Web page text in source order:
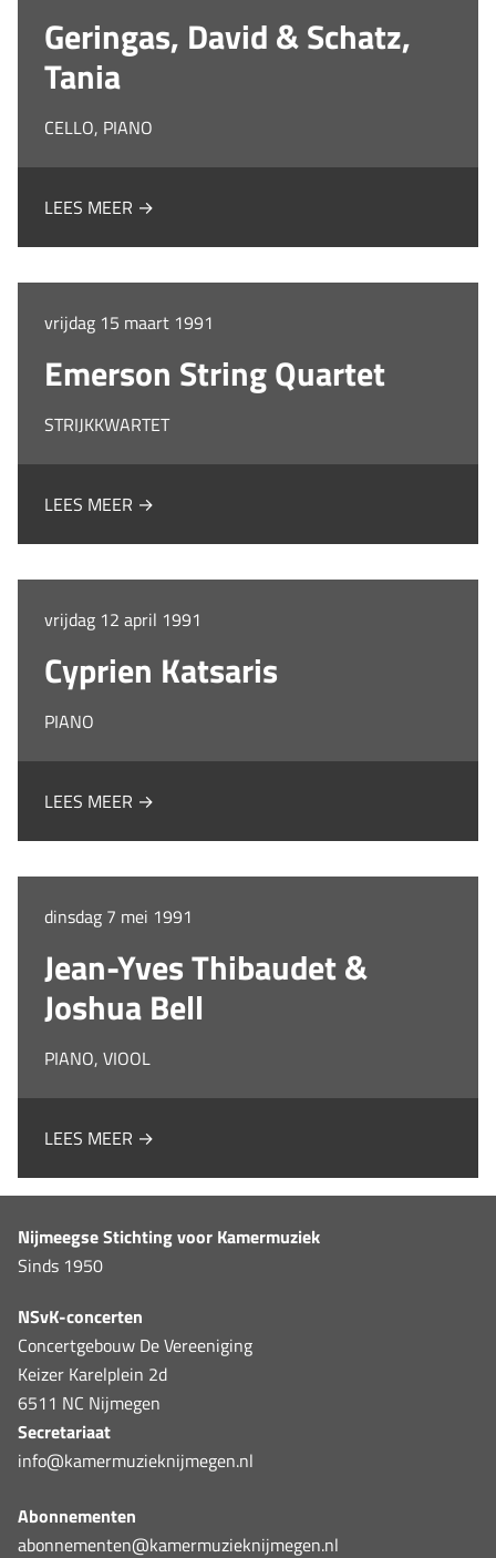
Geringas, David & Schatz,
Tania
CELLO, PIANO
LEES MEER →
vrijdag 15 maart 1991
Emerson String Quartet
STRIJKKWARTET
LEES MEER →
vrijdag 12 april 1991
Cyprien Katsaris
PIANO
LEES MEER →
dinsdag 7 mei 1991
Jean-Yves Thibaudet &
Joshua Bell
PIANO, VIOOL
LEES MEER →
Nijmeegse Stichting voor Kamermuziek
Sinds 1950
NSvK-concerten
Concertgebouw De Vereeniging
Keizer Karelplein 2d
6511 NC Nijmegen
Secretariaat
info@kamermuzieknijmegen.nl
Abonnementen
abonnementen@kamermuzieknijmegen.nl